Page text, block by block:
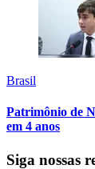
Brasil
Patrimônio de
em 4 anos
Siga nossas